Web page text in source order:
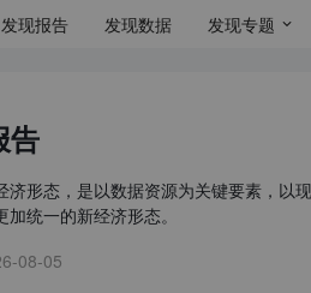
发现报告 发现数据 发现专题
告
形态，是以数据资源为关键要素，以
统一的新经济形态。
08-05